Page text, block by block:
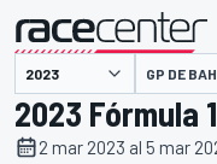
presentado por GP DE
2023 Fórmula
2 mar 2023 al 5 mar